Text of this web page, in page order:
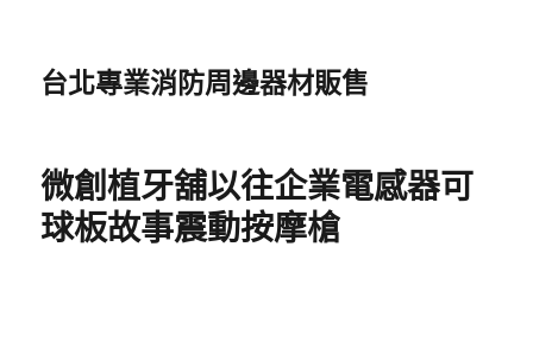
台北專業消防周邊器材販售
微創植牙舖以往企業電感器可
球板故事震動按摩槍